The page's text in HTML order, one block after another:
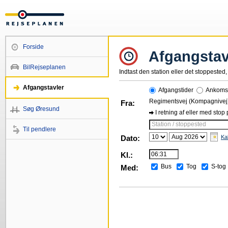
Forside
BilRejseplanen
Afgangstavler
Søg Øresund
Til pendlere
Indtast den station eller det
Afgangstider
Fra:
Regimentsvej
I retning af eller med stop
Station / stoppested
Dato:
Kl.:
Med:
Bus Tog S-tog